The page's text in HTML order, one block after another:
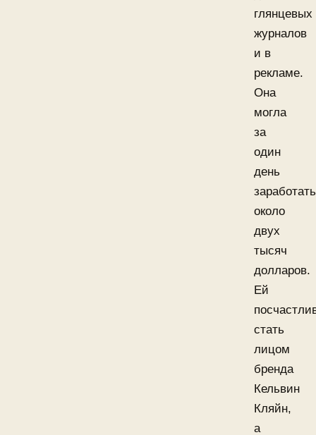
глянцевых
журналов
и в
рекламе.
Она
могла
за
один
день
заработать
около
двух
тысяч
долларов.
Ей
стать
лицом
бренда
Кельвин
Кляйн,
а